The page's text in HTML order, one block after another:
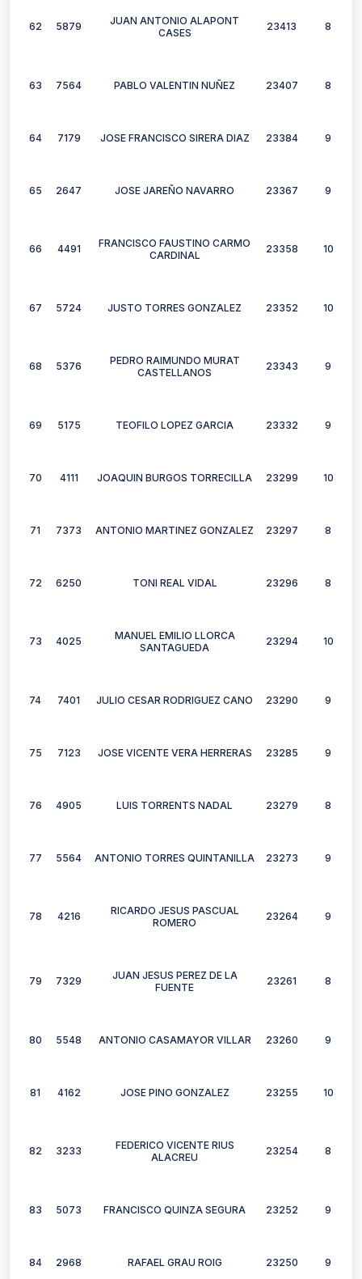
62 5879
JUAN ANTONIO ALAPONT
CASES
23413 8
63 7564 PABLO VALENTIN NUÑEZ 23407 8
64 7179 JOSE FRANCISCO SIRERA DIAZ 23384 9
65 2647 JOSE JAREÑO NAVARRO 23367 9
66 4491
FRANCISCO FAUSTINO CARMO
CARDINAL
23358 10
67 5724 JUSTO TORRES GONZALEZ 23352 10
68 5376
PEDRO RAIMUNDO MURAT
CASTELLANOS
23343 9
69 5175 TEOFILO LOPEZ GARCIA 23332 9
70 4111 JOAQUIN BURGOS TORRECILLA 23299 10
71 7373 ANTONIO MARTINEZ GONZALEZ 23297 8
72 6250 TONI REAL VIDAL 23296 8
73 4025
MANUEL EMILIO LLORCA
SANTAGUEDA
23294 10
74 7401 JULIO CESAR RODRIGUEZ CANO 23290 9
75 7123 JOSE VICENTE VERA HERRERAS 23285 9
76 4905 LUIS TORRENTS NADAL 23279 8
77 5564 ANTONIO TORRES QUINTANILLA 23273 9
78 4216
RICARDO JESUS PASCUAL
ROMERO
23264 9
79 7329
JUAN JESUS PEREZ DE LA
FUENTE
23261 8
80 5548 ANTONIO CASAMAYOR VILLAR 23260 9
81 4162 JOSE PINO GONZALEZ 23255 10
82 3233
FEDERICO VICENTE RIUS
ALACREU
23254 8
83 5073 FRANCISCO QUINZA SEGURA 23252 9
84 2968 RAFAEL GRAU ROIG 23250 9